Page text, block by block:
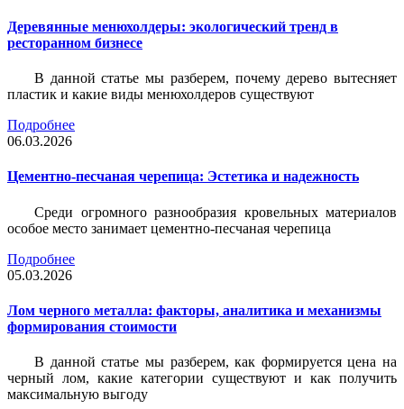
Деревянные менюхолдеры: экологический тренд в
ресторанном бизнесе
В данной статье мы разберем, почему дерево вытесняет
пластик и какие виды менюхолдеров существуют
Подробнее
06.03.2026
Цементно-песчаная черепица: Эстетика и надежность
Среди огромного разнообразия кровельных материалов
особое место занимает цементно-песчаная черепица
Подробнее
05.03.2026
Лом черного металла: факторы, аналитика и механизмы
формирования стоимости
В данной статье мы разберем, как формируется цена на
черный лом, какие категории существуют и как получить
максимальную выгоду